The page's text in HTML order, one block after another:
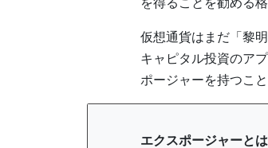
仮想通貨はまだ「黎
キャピタル投資のア
ポージャーを持つこ
エクスポージャーとは